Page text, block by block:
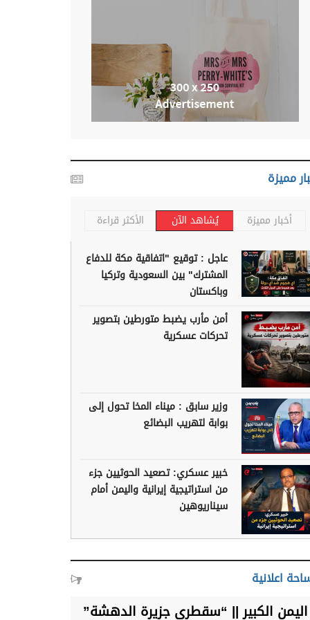
مميزة
أخبار مميزة يُشاهد الآن الأكثر قراءة
عاجل : توقيع "اتفاقية مكة للدفاع
المشترك" بين السعودية وتركيا
وباكستان
أمن مأرب يضبط متورطين بتصوير
تحركات عسكرية
وزير سابق : ميناء المخا تحول إلى
بوابة لتهريب البضائع
خبير عسكري: تصعيد الحوثيين جزء
من استراتيجية إيرانية واليمن أمام
سيناريوهين
اعلانية
اليمن الكبير || “سقطرى جزيرة الدهشة”